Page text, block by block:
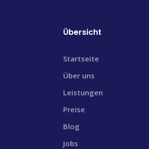
Übersicht
Startseite
Über uns
Leistungen
Preise
Blog
Jobs